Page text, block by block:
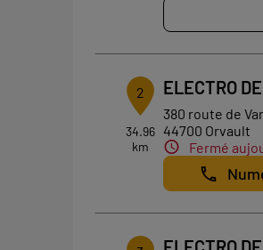
2
34.96
km
ELECTRO
380 route de
44700 Orvault
Fermé